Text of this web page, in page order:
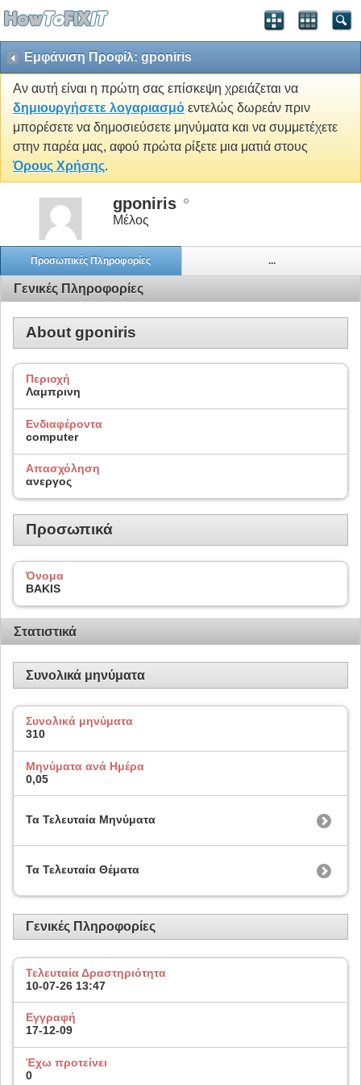
Εμφάνιση Προφίλ: gponiris
Αν αυτή είναι η πρώτη σας επίσκεψη χρειάζεται να
δημιουργήσετε λογαριασμό εντελώς δωρεάν πριν
μπορέσετε να δημοσιεύσετε μηνύματα και να συμμετέχετε
στην παρέα μας, αφού πρώτα ρίξετε μια ματιά στους
Όρους Χρήσης.
gponiris
Μέλος
Προσωπικές Πληροφορίες ...
Γενικές Πληροφορίες
About gponiris
Περιοχή
Λαμπρινη
Ενδιαφέροντα
computer
Απασχόληση
ανεργος
Προσωπικά
Όνομα
BAKIS
Στατιστικά
Συνολικά μηνύματα
Συνολικά μηνύματα
310
Μηνύματα ανά Ημέρα
0,05
Τα Τελευταία Μηνύματα
Τα Τελευταία Θέματα
Γενικές Πληροφορίες
Τελευταία Δραστηριότητα
10-07-26 13:47
Εγγραφή
17-12-09
Έχω προτείνει
0